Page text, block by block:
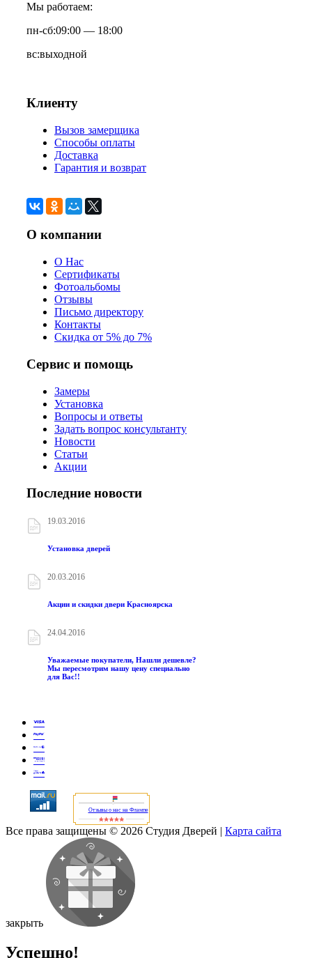
Мы работаем:
пн-сб:09:00 — 18:00
вс:выходной
Клиенту
Вызов замерщика
Способы оплаты
Доставка
Гарантия и возврат
О компании
О Нас
Сертификаты
Фотоальбомы
Отзывы
Письмо директору
Контакты
Скидка от 5% до 7%
Сервис и помощь
Замеры
Установка
Вопросы и ответы
Задать вопрос консультанту
Новости
Статьи
Акции
Последние новости
19.03.2016
Установка дверей
20.03.2016
Акции и скидки двери Красноярска
24.04.2016
Уважаемые покупатели, Нашли дешевле?
Мы пересмотрим нашу цену специально
для Вас!!
Отзывы о нас на Флампе
Все права защищены © 2026 Студия Дверей | Карта сайта
закрыть
Успешно!